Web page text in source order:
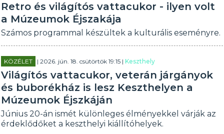
Retro és világítós vattacukor - ilyen volt
a Múzeumok Éjszakája
Számos programmal készültek a kulturális eseményre.
KÖZÉLET | 2026. jún. 18. csütörtök 19:15 |Keszthely
Világítós vattacukor, veterán járgányok
és buborékház is lesz Keszthelyen a
Múzeumok Éjszkáján
Június 20-án ismét különleges élményekkel várják az
érdeklődőket a keszthelyi kiállítóhelyek.